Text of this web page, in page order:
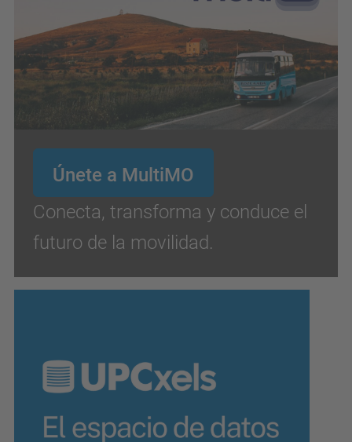
Únete a MultiMO
Conecta, transforma y conduce el
futuro de la movilidad.